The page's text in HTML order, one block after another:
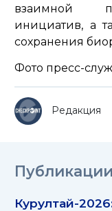
взаимной
инициатив, а
сохранения
Фото пресс-
Редакция
Курултай-